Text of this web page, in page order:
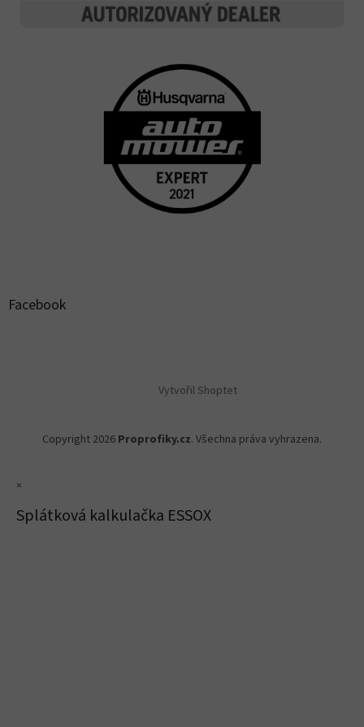
Facebook
Vytvořil Shoptet
Copyright 2026 Proprofiky.cz. Všechna práva vyhrazena.
×
Splátková kalkulačka ESSOX